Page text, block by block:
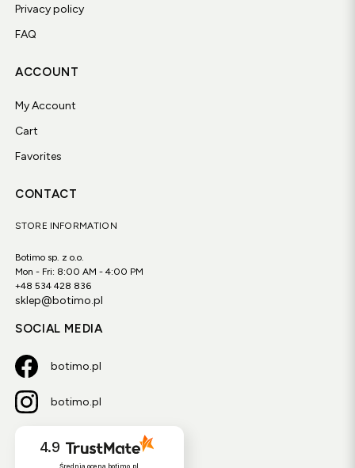
Privacy policy
FAQ
ACCOUNT
My Account
Cart
Favorites
CONTACT
STORE INFORMATION
Botimo sp. z o.o.
Mon - Fri: 8:00 AM - 4:00 PM
+48 534 428 836
sklep@botimo.pl
SOCIAL MEDIA
botimo.pl
botimo.pl
4.9